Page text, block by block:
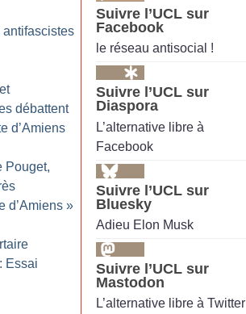
antifascistes
débattent
d’Amiens
Pouget,
d’Amiens »
Essai
Suivre l’UCL sur
Facebook
le réseau antisocial !
Suivre l’UCL sur
Diaspora
L’alternative libre à
Facebook
Suivre l’UCL sur
Bluesky
Adieu Elon Musk
Suivre l’UCL sur
Mastodon
L’alternative libre à Twitter